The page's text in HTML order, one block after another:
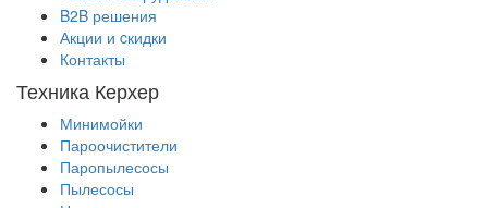
B2B решения
Акции и cкидки
Контакты
Техника Керхер
Минимойки
Пароочистители
Паропылесосы
Пылесосы